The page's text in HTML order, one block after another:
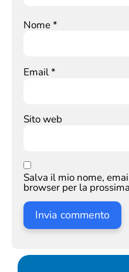
Nome*
Email*
Sito web
Salva il mio nome,
browser per la